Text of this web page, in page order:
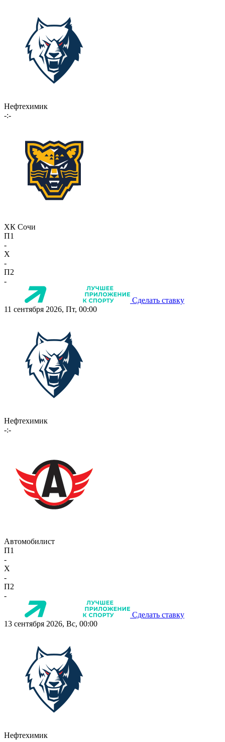
Нефтехимик
-:-
ХК Сочи
П1
-
X
-
П2
-
Сделать ставку
11 сентября 2026, Пт, 00:00
Нефтехимик
-:-
Автомобилист
П1
-
X
-
П2
-
Сделать ставку
13 сентября 2026, Вс, 00:00
Нефтехимик